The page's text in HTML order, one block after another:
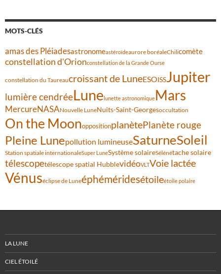
MOTS-CLÉS
amas des Pléiadesastronomeastéroïdeaurore boréaleChilicomète
constellation d'Orionconstellation de la Grande Ourse
constellation du Taureaucroissant de LuneESOISSJupiter
lumière cendréeLune lunette astronomiqueMars
MercureNASANouvelle LuneNuits-Saint-Georgesoccultation
On the MoonoppositionplanètePlanète rouge
Pleine Lunepollution lumineuseSaturneSoleil
Station spatiale internationaleSuper LuneSystème solaireSélénétache solaire
télescopetélescope spatial HubblevidéoVLTVoie lactée
Vénuséclipse de Luneéphéméridesétoileétoile polaire
LA LUNE
CIEL ÉTOILÉ